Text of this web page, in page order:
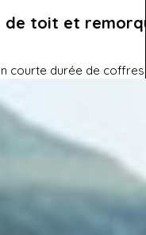
toit et
courte durée de